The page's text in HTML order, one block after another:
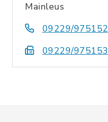
Mainleus
09229/975152
09229/975153